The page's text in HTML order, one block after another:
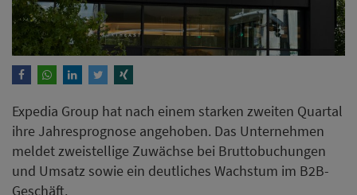
Expedia Group hat nach einem starken zweiten Quartal
ihre Jahresprognose angehoben. Das Unternehmen
meldet zweistellige Zuwächse bei Bruttobuchungen
und Umsatz sowie ein deutliches Wachstum im B2B-
Geschäft.